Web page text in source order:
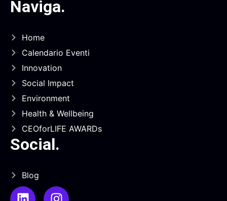
Naviga.
Home
Calendario Eventi
Innovation
Social Impact
Environment
Health & Wellbeing
CEOforLIFE AWARDs
Social.
Blog